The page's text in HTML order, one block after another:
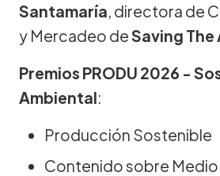
Santamaría, directora de
y Mercadeo deSaving The
Premios PRODU 2026 -
Ambiental:
Producción Sostenible
Contenido sobre